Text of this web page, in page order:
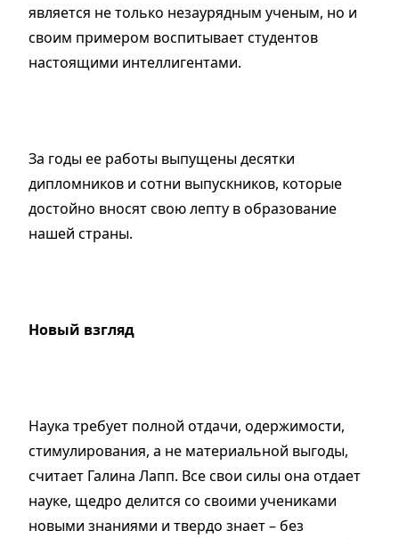
является не только незаурядным ученым, но и
своим примером воспитывает студентов
настоящими интеллигентами.
За годы ее работы выпущены десятки
дипломников и сотни выпускников, которые
достойно вносят свою лепту в образование
нашей страны.
Новый взгляд
Наука требует полной отдачи, одержимости,
стимулирования, а не материальной выгоды,
считает Галина Лапп. Все свои силы она отдает
науке, щедро делится со своими учениками
новыми знаниями и твердо знает – без